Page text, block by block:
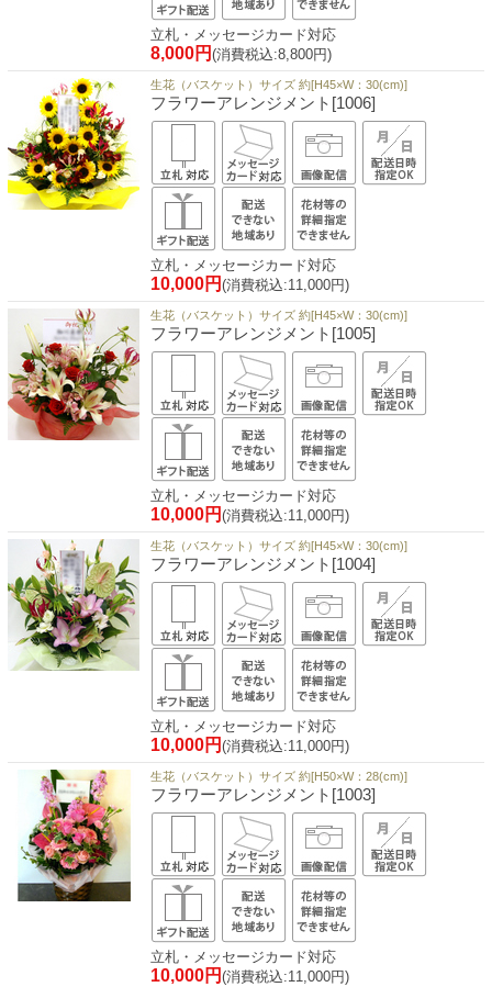
立札・メッセージカード対応
8,000円 (消費税込:8,800円)
生花（バスケット）サイズ 約[H45×W：30(cm)]
フラワーアレンジメント[1006]
立札・メッセージカード対応
10,000円 (消費税込:11,000円)
生花（バスケット）サイズ 約[H45×W：30(cm)]
フラワーアレンジメント[1005]
立札・メッセージカード対応
10,000円 (消費税込:11,000円)
生花（バスケット）サイズ 約[H45×W：30(cm)]
フラワーアレンジメント[1004]
立札・メッセージカード対応
10,000円 (消費税込:11,000円)
生花（バスケット）サイズ 約[H50×W：28(cm)]
フラワーアレンジメント[1003]
立札・メッセージカード対応
10,000円 (消費税込:11,000円)